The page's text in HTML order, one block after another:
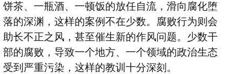
饼茶、一瓶酒、一顿饭的放任自流，滑向腐化堕
落的深渊，这样的案例不在少数。腐败行为则会
助长不正之风，甚至催生新的作风问题。少数干
部的腐败，导致一个地方、一个领域的政治生态
受到严重污染，这样的教训十分深刻。